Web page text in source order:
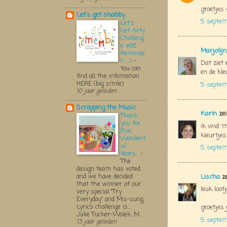
groetjes
5
Dat ziet
en de
5
Karin zei
ik vind
5
Lischa
leuk
groetjes
5
Let's get shabby
Let's
Get Arty
Challeng
e #68
Reminde
r.....:) -
You can
find all the infomation
HERE (big smile)
10 jaar geleden
Scrapping the Music
Thank
you for
Five
Wonderf
ul
Years... -
The
design team has voted
and we have decided
that the winner of our
very special "Try
Everyday" and Mis-sung
Lyrics challenge is...
Julie Tucker-Wolek, M...
13 jaar geleden